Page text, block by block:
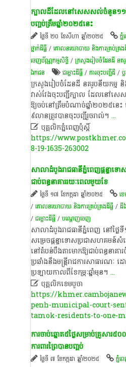
ក្បាលដីដែលនៅសេសសល់ចំនួន១១ម៉ឺ
បញ្ចប់ត្រឹមឆ្នាំ២០២៥នេះ
ថ្ងៃទី ២០ ខែសីហា ឆ្នាំ២០២៥ ភ្
ថ្នាក់ដីធ្លី/គោលនយោបាយ និង​ការគ្រប់គ្រង​
ចេញ​ប័ណ្ណកម្មសិទ្ធិ​/ក្រសួងរៀបចំដែនដី ន
ឯកជន
ជម្លោះ​ដីធ្លី/ការចុះបញ្ជីដី/
ក្រសួងរៀបចំដែនដី នគរូបនីយកម្ម
វាស់វែងចុះបញ្ជីក្បាល​ ដែល​នៅ​
ឱ្យ​ចប់នៅ​ត្រឹមបំ​ណាច់ឆ្នាំ២០២៥នេ
៩លាន​​ត្រូ​វ​បា​ន​ចុះ​បញ្ជី​រួច​រាល់។ ...
បុគ្គលិកភ្នំពេញប៉ុស្តិ៍
https://
8-19-1635-263002
សាលាដំបូងរាជធានីភ្នំពេញផ្តន្ទាទ
ជាប់ពន្ធនាគាររយៈពេលមួយខែ
ថ្ងៃទី ១៧ ខែកក្កដា ឆ្នាំ២០២៥ ខ
/គោលនយោបាយ និង​ការគ្រប់គ្រង​ដីធ្លី/ដី
/ជម្លោះ​ដីធ្លី/បណ្តេញចេញ
សាលាដំបូងរាជធានីភ្នំពេញ នៅថ្ងៃ
សម្រេចផ្តន្ទាទោសប្រជាសហគមន៍សំ
នៅតំបន់បឹងតាមោកឱ្យជាប់ពន្ធនាគ
ប្រឆាំងនឹងមន្ត្រីរាជការសាធារណៈ
ប្រឡាយកាល​ពី​ខែកុម្ភៈឆ្នាំមុន​។ ...
បុគ្គលិកខេមបូចា
https://
penh-municipal-court-
tamok-residents-to-one-
ការ​ចាប់​ឆ្នោត​៥​ថ្ងៃ​សម្រាប់​គ្រួសា
ការពារ​ព្រៃ​បាន​បញ្ចប់
ថ្ងៃទី ៧ ខែកក្កដា ឆ្នាំ២០២៥ ភ្នំ